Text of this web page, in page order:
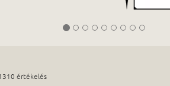
értékelés